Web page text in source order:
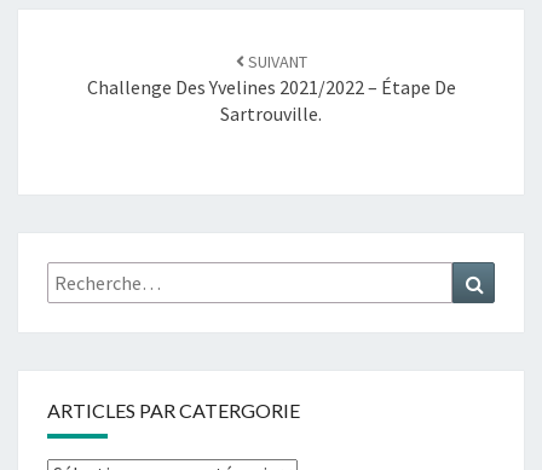
SUIVANT
Challenge Des Yvelines 2021/2022 – Étape De
Sartrouville.
ARTICLES PAR CATERGORIE